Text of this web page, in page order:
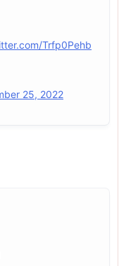
Trfp0Pehb
25, 2022